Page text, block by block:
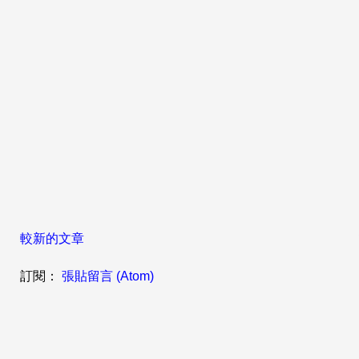
較新的文章
訂閱： 張貼留言 (Atom)